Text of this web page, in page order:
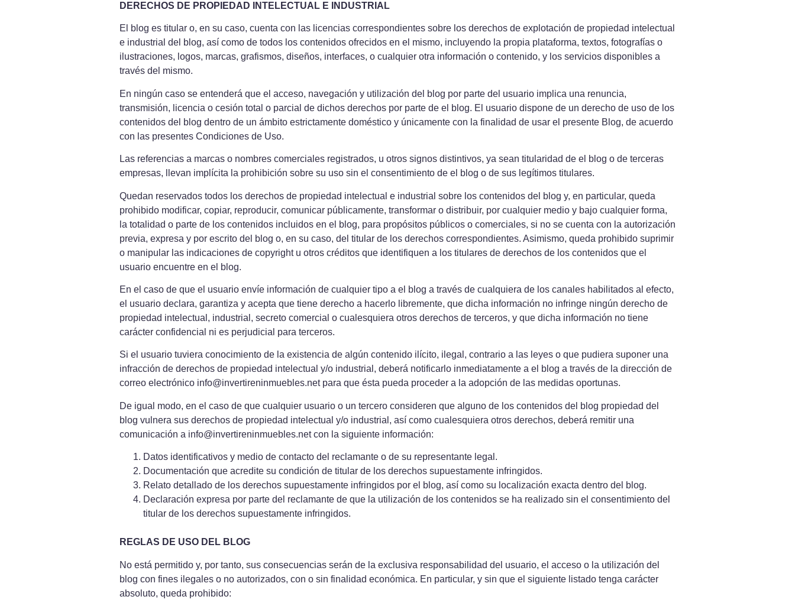
DERECHOS DE PROPIEDAD INTELECTUAL E INDUSTRIAL
El blog es titular o, en su caso, cuenta con las licencias correspondientes sobre los derechos de explotación de propiedad intelectual
e industrial del blog, así como de todos los contenidos ofrecidos en el mismo, incluyendo la propia plataforma, textos, fotografías o
ilustraciones, logos, marcas, grafismos, diseños, interfaces, o cualquier otra información o contenido, y los servicios disponibles a
través del mismo.
En ningún caso se entenderá que el acceso, navegación y utilización del blog por parte del usuario implica una renuncia,
transmisión, licencia o cesión total o parcial de dichos derechos por parte de el blog. El usuario dispone de un derecho de uso de los
contenidos del blog dentro de un ámbito estrictamente doméstico y únicamente con la finalidad de usar el presente Blog, de acuerdo
con las presentes Condiciones de Uso.
Las referencias a marcas o nombres comerciales registrados, u otros signos distintivos, ya sean titularidad de el blog o de terceras
empresas, llevan implícita la prohibición sobre su uso sin el consentimiento de el blog o de sus legítimos titulares.
Quedan reservados todos los derechos de propiedad intelectual e industrial sobre los contenidos del blog y, en particular, queda
prohibido modificar, copiar, reproducir, comunicar públicamente, transformar o distribuir, por cualquier medio y bajo cualquier forma,
la totalidad o parte de los contenidos incluidos en el blog, para propósitos públicos o comerciales, si no se cuenta con la autorización
previa, expresa y por escrito del blog o, en su caso, del titular de los derechos correspondientes. Asimismo, queda prohibido suprimir
o manipular las indicaciones de copyright u otros créditos que identifiquen a los titulares de derechos de los contenidos que el
usuario encuentre en el blog.
En el caso de que el usuario envíe información de cualquier tipo a el blog a través de cualquiera de los canales habilitados al efecto,
el usuario declara, garantiza y acepta que tiene derecho a hacerlo libremente, que dicha información no infringe ningún derecho de
propiedad intelectual, industrial, secreto comercial o cualesquiera otros derechos de terceros, y que dicha información no tiene
carácter confidencial ni es perjudicial para terceros.
Si el usuario tuviera conocimiento de la existencia de algún contenido ilícito, ilegal, contrario a las leyes o que pudiera suponer una
infracción de derechos de propiedad intelectual y/o industrial, deberá notificarlo inmediatamente a el blog a través de la dirección de
correo electrónico info@invertireninmuebles.net para que ésta pueda proceder a la adopción de las medidas oportunas.
De igual modo, en el caso de que cualquier usuario o un tercero consideren que alguno de los contenidos del blog propiedad del
blog vulnera sus derechos de propiedad intelectual y/o industrial, así como cualesquiera otros derechos, deberá remitir una
comunicación a info@invertireninmuebles.net con la siguiente información:
Datos identificativos y medio de contacto del reclamante o de su representante legal.
Documentación que acredite su condición de titular de los derechos supuestamente infringidos.
Relato detallado de los derechos supuestamente infringidos por el blog, así como su localización exacta dentro del blog.
Declaración expresa por parte del reclamante de que la utilización de los contenidos se ha realizado sin el consentimiento del
titular de los derechos supuestamente infringidos.
REGLAS DE USO DEL BLOG
No está permitido y, por tanto, sus consecuencias serán de la exclusiva responsabilidad del usuario, el acceso o la utilización del
blog con fines ilegales o no autorizados, con o sin finalidad económica. En particular, y sin que el siguiente listado tenga carácter
absoluto, queda prohibido: